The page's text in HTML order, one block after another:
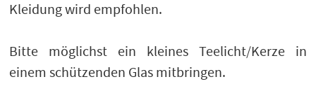
Kleidung wird empfohlen.
Bitte möglichst ein kleines Teelicht/Kerze in
einem schützenden Glas mitbringen.